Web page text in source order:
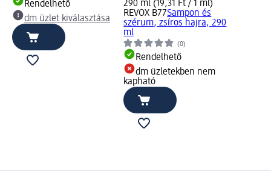
Rendelhető
dm üzlet kiválasztása
290 ml (19,31 Ft / 1 ml)
REVOX B77Sampon és
szérum, zsíros hajra, 290
ml
(0)
Rendelhető
dm üzletekben nem
kapható